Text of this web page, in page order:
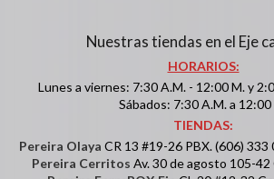
Nuestras tiendas en el Eje
HORARIOS:
Lunes a viernes: 7:30 A.M. - 12:00 M. y
Sábados: 7:30 A.M. a 12:00
TIENDAS:
Pereira Olaya CR 13 #19-26 PBX. (606) 333
Pereira Cerritos Av. 30 de agosto 105-42